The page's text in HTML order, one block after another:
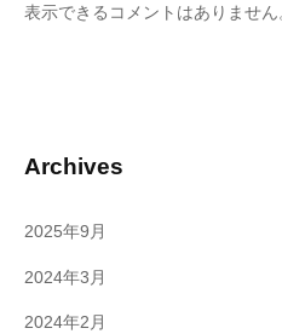
表示できるコメントはありません
Archives
2025年9月
2024年3月
2024年2月